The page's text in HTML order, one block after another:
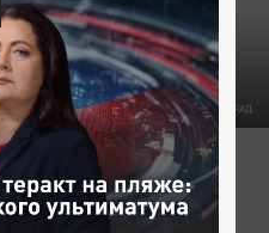
ФОТО: ЦАРЬГРАД